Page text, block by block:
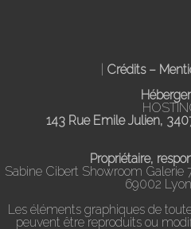
Crédits –
143 Rue Emile Julien,
Propriétaire,
Sabine Cibert Showroom Galerie
69002
Les éléments graphiques de
peuvent être reproduits ou